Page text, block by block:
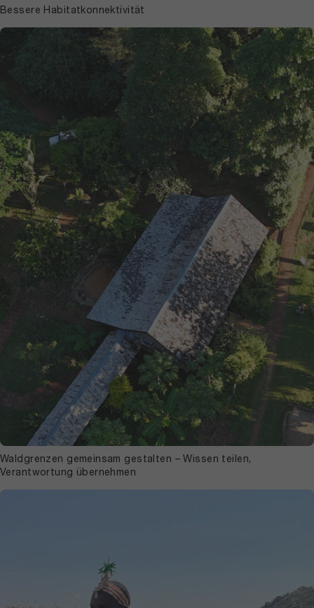
Bessere Habitatkonnektivität
Waldgrenzen gemeinsam gestalten – Wissen teilen,
Verantwortung übernehmen